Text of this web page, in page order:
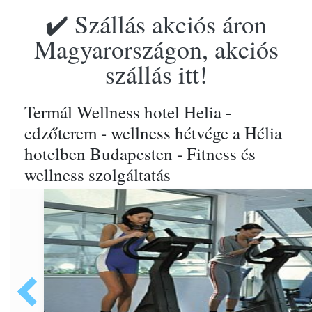
✔️ Szállás akciós áron
Magyarországon, akciós
szállás itt!
Termál Wellness hotel Helia -
edzőterem - wellness hétvége a Hélia
hotelben Budapesten - Fitness és
wellness szolgáltatás